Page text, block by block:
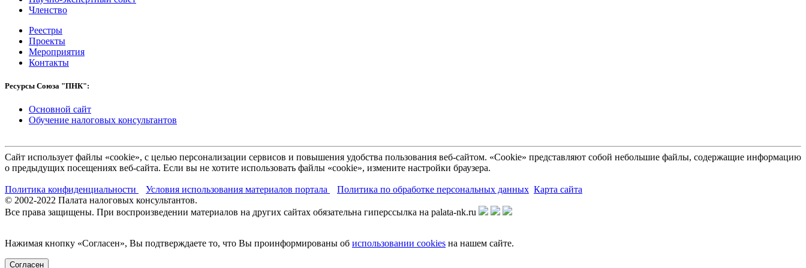
Членство
Реестры
Проекты
Мероприятия
Контакты
Ресурсы Союза "ПНК":
Основной сайт
Обучение налоговых консультантов
Сайт использует файлы «cookie», с целью персонализации сервисов и повышения удобства пользования веб-сайтом. «Cookie» представляют собой небольшие файлы, содержащие информацию
о предыдущих посещениях веб-сайта. Если вы не хотите использовать файлы «cookie», измените настройки браузера.
Политика конфиденциальности Условия использования материалов портала Политика по обработке персональных данных Карта сайта
© 2002-2022 Палата налоговых консультантов.
Все права защищены. При воспроизведении материалов на других сайтах обязательна гиперссылка на palata-nk.ru
Нажимая кнопку «Согласен», Вы подтверждаете то, что Вы проинформированы об использовании cookies на нашем сайте.
Согласен